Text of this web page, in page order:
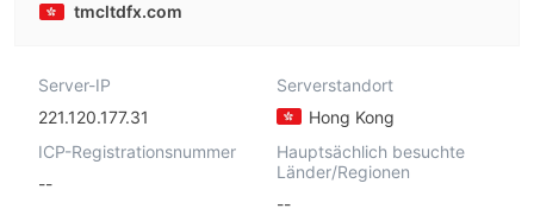
tmcltdfx.com
Server-IP
221.120.177.31
Serverstandort
Hong Kong
ICP-Registrationsnummer
--
Hauptsächlich besuchte
Länder/Regionen
--